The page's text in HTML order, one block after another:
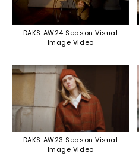
DAKS AW24 Season Visual
Image Video
DAKS AW23 Season Visual
Image Video